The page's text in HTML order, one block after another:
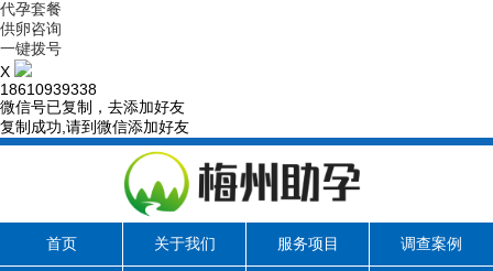
代孕套餐
供卵咨询
一键拨号
X
18610939338
微信号已复制，去添加好友
复制成功,请到微信添加好友
首页 关于我们 服务项目 调查案例